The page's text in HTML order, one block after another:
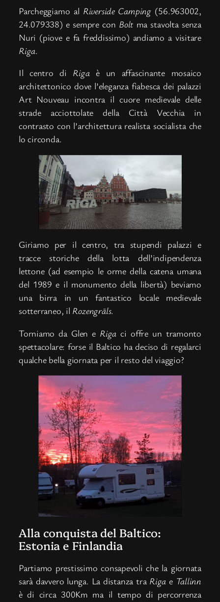
Parcheggiamo al Riverside Camping(56.963002,
24.079338) e sempre con Boltma stavolta senza
Nuri (piove e fa freddissimo) andiamo a visitare
Riga.
Il centro di Rigaè un affascinante mosaico
architettonico dove l’eleganza fiabesca dei palazzi
Art Nouveau incontra il cuore medievale delle
strade acciottolate della Città Vecchia in
contrasto con l’architettura realista socialista che
lo circonda.
Giriamo per il centro, tra stupendi palazzi e
tracce storiche della lotta dell’indipendenza
lettone (ad esempio le orme della catena umana
del 1989 e il monumento della libertà) beviamo
una birra in un fantastico locale medievale
sotterraneo, il Rozengrāls.
Torniamo da Glen e Riga ci offre un tramonto
spettacolare: forse il Baltico ha deciso di regalarci
qualche bella giornata per il resto del viaggio?
Alla conquista del Baltico:
Estonia e Finlandia
Partiamo prestissimo consapevoli che la giornata
sarà davvero lunga. La distanza tra Riga e Tallinn
è di circa 300Km ma il tempo di percorrenza